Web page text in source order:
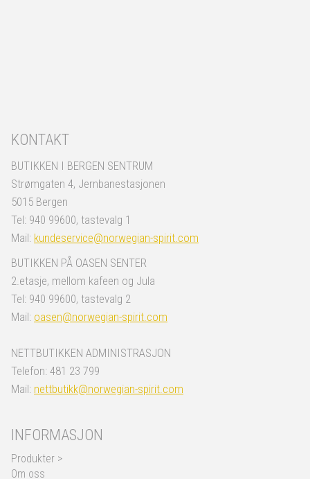
KONTAKT
BUTIKKEN I BERGEN SENTRUM
Strømgaten 4, Jernbanestasjonen
5015 Bergen
Tel: 940 99600, tastevalg 1
Mail: kundeservice@norwegian-spirit.com
BUTIKKEN PÅ OASEN SENTER
2.etasje, mellom kafeen og Jula
Tel: 940 99600, tastevalg 2
Mail: oasen@norwegian-spirit.com
NETTBUTIKKEN ADMINISTRASJON
Telefon: 481 23 799
Mail: nettbutikk@norwegian-spirit.com
INFORMASJON
Produkter >
Om oss